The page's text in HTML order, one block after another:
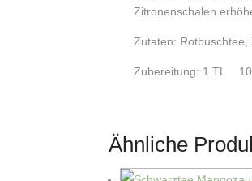
Zitronenschalen
Zutaten: Rotbuschtee,
Zubereitung: 1 TL
Ähnliche